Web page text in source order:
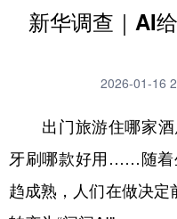
学习进行时 高层
科技 科创
文化 书画
新华调查｜AI
2026-01-16
出门旅游住哪家酒
牙刷哪款好用……随着
趋成熟，人们在做决定